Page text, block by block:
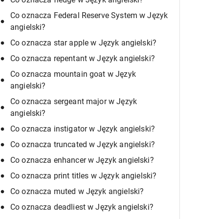
Co oznacza Federal Reserve System w Język
angielski?
Co oznacza star apple w Język angielski?
Co oznacza repentant w Język angielski?
Co oznacza mountain goat w Język
angielski?
Co oznacza sergeant major w Język
angielski?
Co oznacza instigator w Język angielski?
Co oznacza truncated w Język angielski?
Co oznacza enhancer w Język angielski?
Co oznacza print titles w Język angielski?
Co oznacza muted w Język angielski?
Co oznacza deadliest w Język angielski?